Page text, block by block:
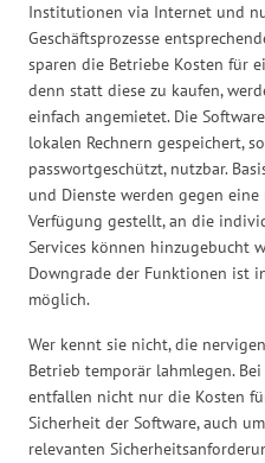
Institutionen via Internet und
Geschäftsprozesse
sparen die Betriebe Kosten für
denn statt diese zu kaufen,
einfach angemietet. Die
lokalen Rechnern gespeichert,
passwortgeschützt, nutzbar.
und Dienste werden gegen
Verfügung gestellt, an die
Services können hinzugebucht
Downgrade der Funktionen ist
möglich.
Wer kennt sie nicht, die
Betrieb temporär lahmlegen.
entfallen nicht nur die Kosten
Sicherheit der Software, auch
relevanten